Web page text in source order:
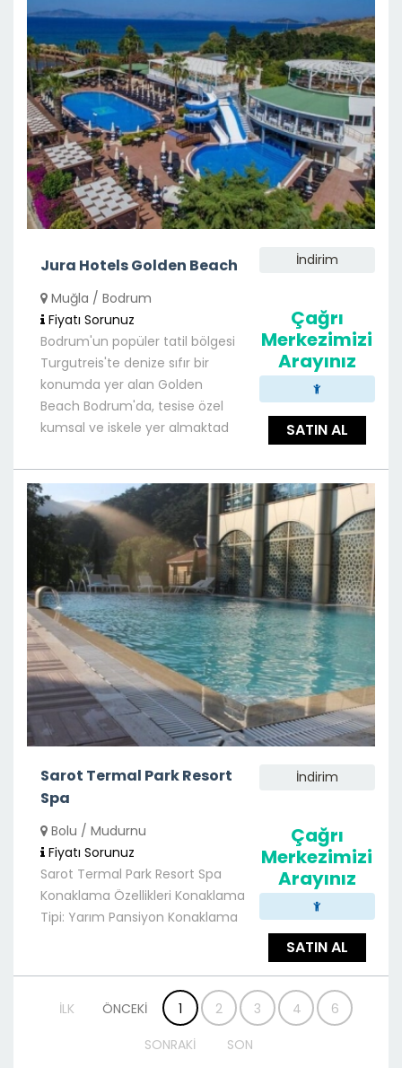
Jura Hotels Golden Beach
Muğla / Bodrum
Fiyatı Sorunuz
Bodrum'un popüler tatil bölgesi
Turgutreis'te denize sıfır bir
konumda yer alan Golden
Beach Bodrum'da, tesise özel
kumsal ve iskele yer almaktad
İndirim
Çağrı
Merkezimizi
Arayınız
SATIN AL
Sarot Termal Park Resort
Spa
Bolu / Mudurnu
Fiyatı Sorunuz
Sarot Termal Park Resort Spa
Konaklama Özellikleri Konaklama
Tipi: Yarım Pansiyon Konaklama
İndirim
Çağrı
Merkezimizi
Arayınız
SATIN AL
İLK ÖNCEKİ 1 2 3 4
6
SONRAKİ
SON